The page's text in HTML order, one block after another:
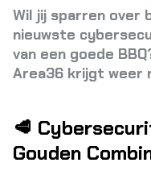
Wil jij sparren over
nieuwste
van een goede
Area36 krijgt weer
🥩
Gouden